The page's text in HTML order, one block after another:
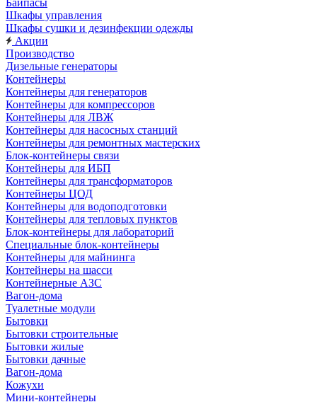
Байпасы
Шкафы управления
Шкафы сушки и дезинфекции одежды
Акции
Производство
Дизельные генераторы
Контейнеры
Контейнеры для генераторов
Контейнеры для компрессоров
Контейнеры для ЛВЖ
Контейнеры для насосных станций
Контейнеры для ремонтных мастерских
Блок-контейнеры связи
Контейнеры для ИБП
Контейнеры для трансформаторов
Контейнеры ЦОД
Контейнеры для водоподготовки
Контейнеры для тепловых пунктов
Блок-контейнеры для лабораторий
Специальные блок-контейнеры
Контейнеры для майнинга
Контейнеры на шасси
Контейнерные АЗС
Вагон-дома
Туалетные модули
Бытовки
Бытовки строительные
Бытовки жилые
Бытовки дачные
Вагон-дома
Кожухи
Мини-контейнеры